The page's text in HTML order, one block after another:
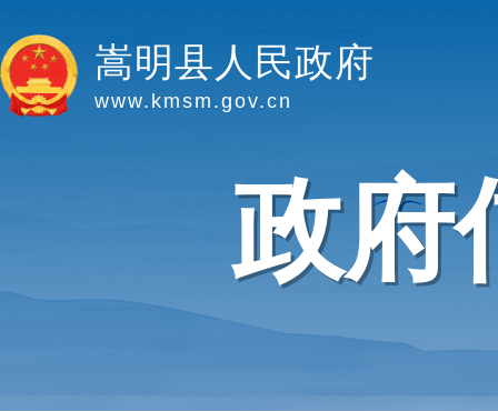
嵩明县人民政府
www.kmsm.gov.cn
政府